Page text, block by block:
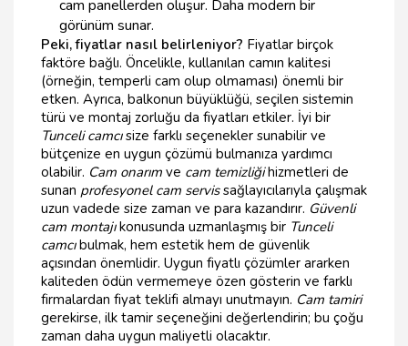
cam panellerden oluşur. Daha modern bir
görünüm sunar.
Peki, fiyatlar nasıl belirleniyor? Fiyatlar birçok
faktöre bağlı. Öncelikle, kullanılan camın kalitesi
(örneğin, temperli cam olup olmaması) önemli bir
etken. Ayrıca, balkonun büyüklüğü, seçilen sistemin
türü ve montaj zorluğu da fiyatları etkiler. İyi bir
Tunceli camcısize farklı seçenekler sunabilir ve
bütçenize en uygun çözümü bulmanıza yardımcı
olabilir. Cam onarım ve cam temizliğihizmetleri de
sunan profesyonel cam servissağlayıcılarıyla çalışmak
uzun vadede size zaman ve para kazandırır. Güvenli
cam montajıkonusunda uzmanlaşmış bir Tunceli
camcıbulmak, hem estetik hem de güvenlik
açısından önemlidir. Uygun fiyatlı çözümler ararken
kaliteden ödün vermemeye özen gösterin ve farklı
firmalardan fiyat teklifi almayı unutmayın. Cam tamiri
gerekirse, ilk tamir seçeneğini değerlendirin; bu çoğu
zaman daha uygun maliyetli olacaktır.